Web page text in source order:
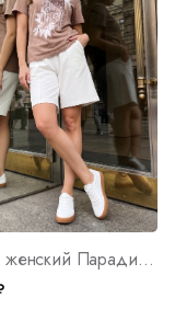
Костюм женский Парадиз М Арт. 10404